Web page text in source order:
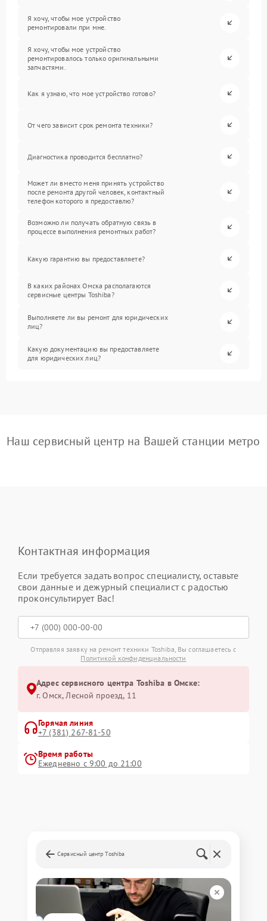
Я хочу, чтобы мое устройство
ремонтировали при мне.
Я хочу, чтобы мое устройство
ремонтировалось только оригинальными
запчастями.
Как я узнаю, что мое устройство готово?
От чего зависит срок ремонта техники?
Диагностика проводится бесплатно?
Может ли вместо меня принять устройство
после ремонта другой человек, контактный
телефон которого я предоставлю?
Возможно ли получать обратную связь в
процессе выполнения ремонтных работ?
Какую гарантию вы предоставляете?
В каких районах Омска располагаются
сервисные центры Toshiba?
Выполняете ли вы ремонт для юридических
лиц?
Какую документацию вы предоставляете
для юридических лиц?
Наш сервисный центр на Вашей станции метро
Контактная информация
Если требуется задать вопрос специалисту, оставьте
свои данные и дежурный специалист с радостью
проконсультирует Вас!
Отправляя заявку на ремонт техники Toshiba, Вы соглашаетесь с
Политикой конфиденциальности
Адрес сервисного центра Toshiba в Омске:
г. Омск, ​Лесной проезд, 11
Горячая линия
+7 (381) 267-81-50
Время работы
Ежедневно с 9:00 до 21:00
Сервисный центр Toshiba